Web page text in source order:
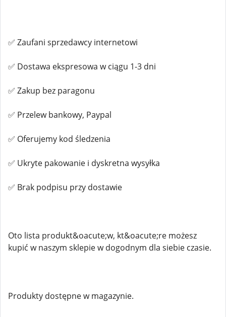
✅ Zaufani sprzedawcy internetowi
✅ Dostawa ekspresowa w ciągu 1-3 dni
✅ Zakup bez paragonu
✅ Przelew bankowy, Paypal
✅ Oferujemy kod śledzenia
✅ Ukryte pakowanie i dyskretna wysyłka
✅ Brak podpisu przy dostawie
Oto lista produkt&oacute;w, kt&oacute;re możesz
kupić w naszym sklepie w dogodnym dla siebie czasie.
Produkty dostępne w magazynie.